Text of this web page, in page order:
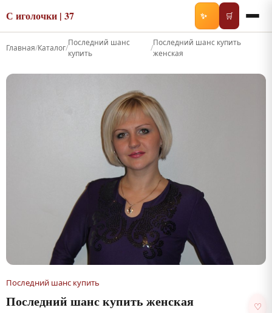
С иголочки | 37 ✨ 🛒
Главная/Каталог/
Последний шанс
купить
/
Последний шанс купить
женская
Последний шанс купить
Последний шанс купить женская ♡